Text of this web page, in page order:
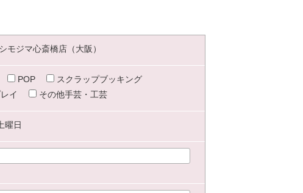
シモジマ心斎橋店（大阪）
POP
スクラップブッキング
イ その他手芸・工芸
曜日